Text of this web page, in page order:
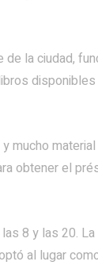
de la ciudad,
mucho
obtener el
8 y las 20.
al lugar